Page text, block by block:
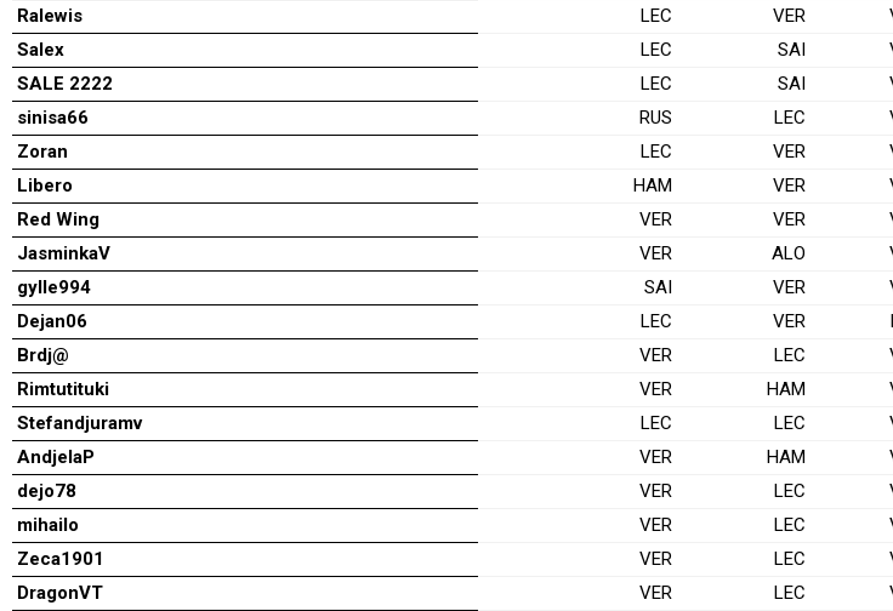
Ralewis
LEC VER
Salex
LEC SAI
SALE 2222
LEC SAI
sinisa66
RUS LEC
Zoran
LEC VER
Libero
HAM VER
Red Wing
VER VER
JasminkaV
VER ALO
gylle994
SAI VER
Dejan06
LEC VER
Brdj@
VER LEC
Rimtutituki
VER HAM
Stefandjuramv
LEC LEC
AndjelaP
VER HAM
dejo78
VER LEC
mihailo
VER LEC
Zeca1901
VER LEC
DragonVT
VER LEC